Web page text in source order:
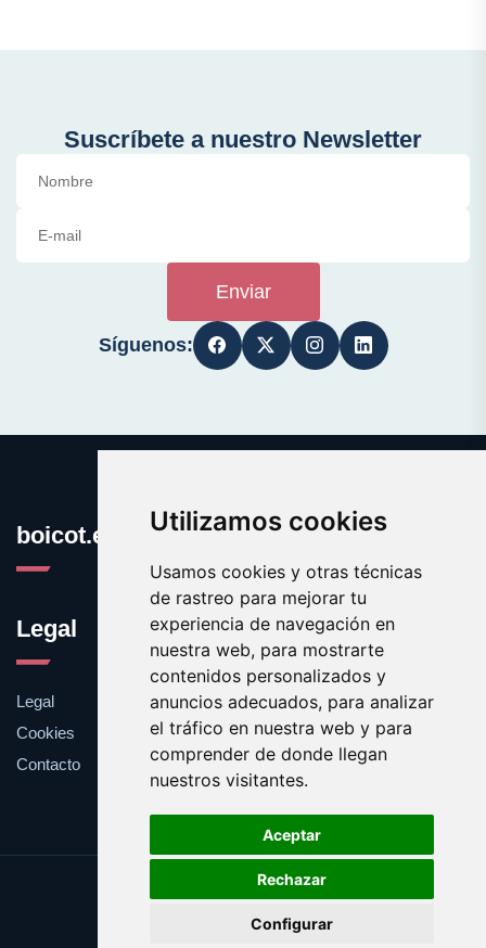
Utilizamos cookies
Usamos cookies y otras técnicas
de rastreo para mejorar tu
experiencia de navegación en
nuestra web, para mostrarte
contenidos personalizados y
anuncios adecuados, para analizar
el tráfico en nuestra web y para
comprender de donde llegan
nuestros visitantes.
Aceptar
Rechazar
Configurar
Suscríbete a nuestro Newsletter
Enviar
Síguenos:
boicot.es
Legal
Legal
Cookies
Contacto
Update cookies preferences
Copyright © 2025 boicot.es